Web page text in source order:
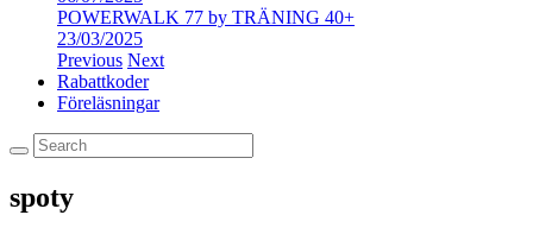
POWERWALK 77 by TRÄNING 40+
23/03/2025
Previous Next
Rabattkoder
Föreläsningar
spoty